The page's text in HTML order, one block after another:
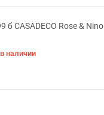
б CASADECO Rose & Nino
наличии